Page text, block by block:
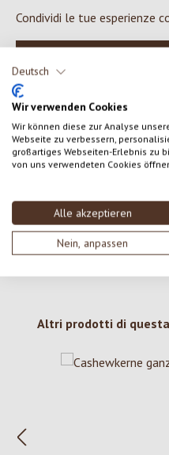
Deutsch
Wir verwenden Cookies
Wir können diese zur Analyse
Webseite zu verbessern,
großartiges Webseiten-Erlebnis zu
von uns verwendeten Cookies
Alle akzeptieren
Nein, anpassen
Condividi le tue esperienze
Visualizza le valutazioni
Nessuna recensione
Salta la galleria dei
Altri prodotti di